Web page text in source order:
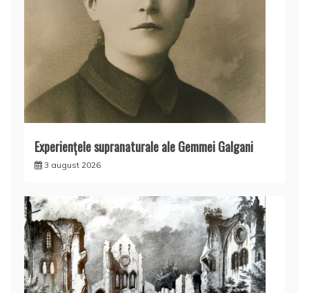
Experienţele supranaturale ale Gemmei Galgani
3 august 2026